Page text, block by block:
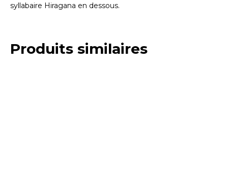
syllabaire Hiragana en dessous.
Produits similaires